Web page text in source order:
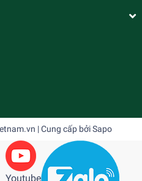
| Cung cấp bởiSapo
Youtube